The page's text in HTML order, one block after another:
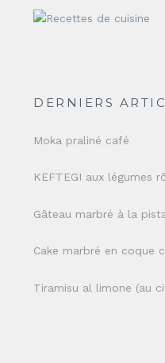
DERNIERS
Moka praliné café
KEFTEGI aux légumes
Gâteau marbré à la
Cake marbré en coque
Tiramisu al limone (au